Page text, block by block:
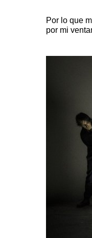
Por lo que
por mi